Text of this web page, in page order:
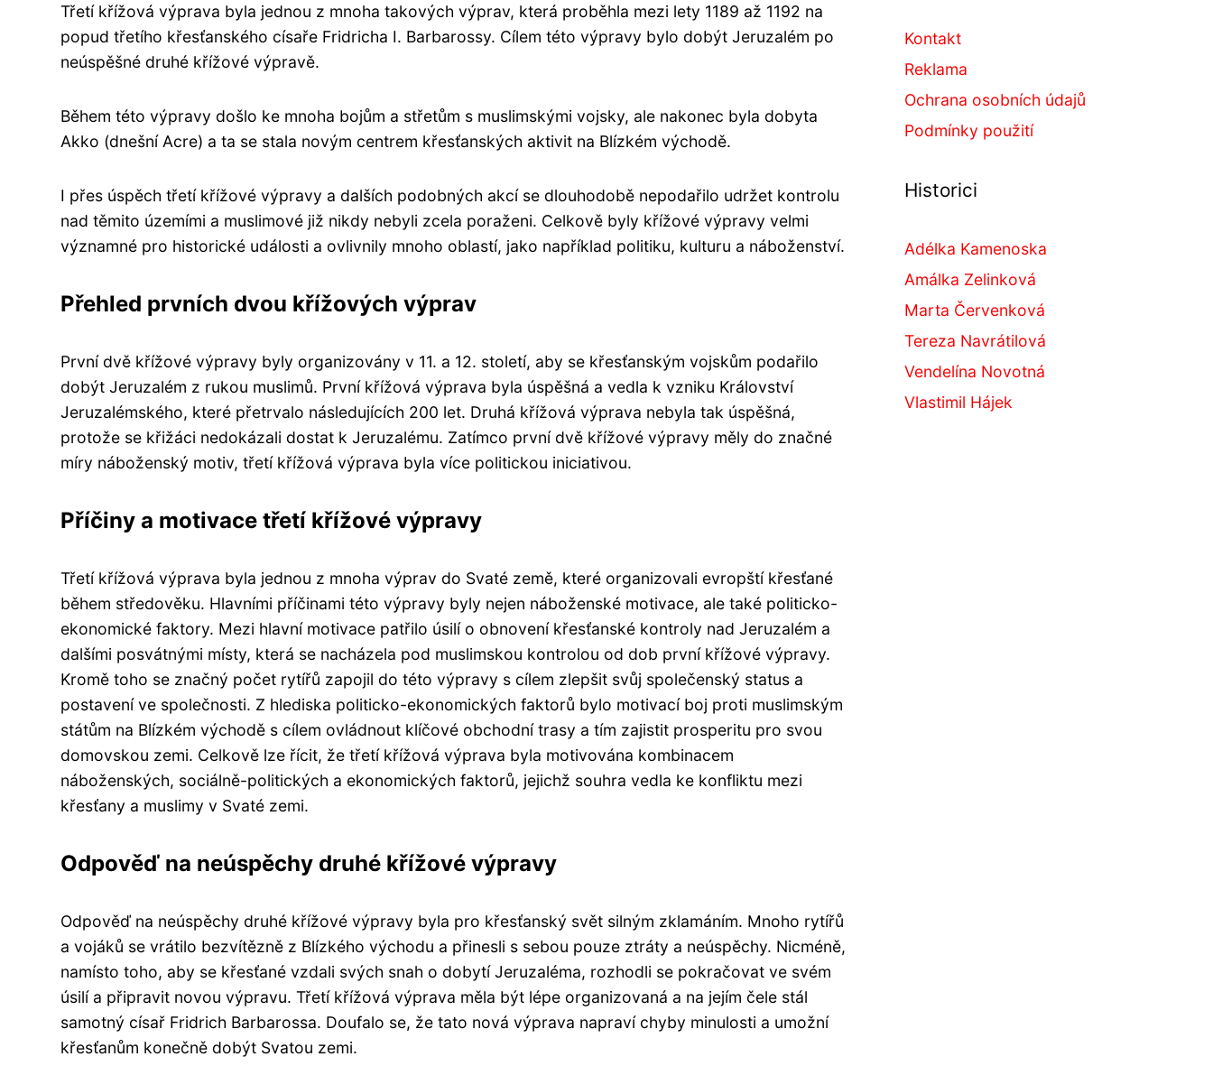
Třetí křížová výprava byla jednou z mnoha takových výprav, která proběhla mezi lety 1189 až 1192 na
popud třetího křesťanského císaře Fridricha I. Barbarossy. Cílem této výpravy bylo dobýt Jeruzalém po
neúspěšné druhé křížové výpravě.
Během této výpravy došlo ke mnoha bojům a střetům s muslimskými vojsky, ale nakonec byla dobyta
Akko (dnešní Acre) a ta se stala novým centrem křesťanských aktivit na Blízkém východě.
I přes úspěch třetí křížové výpravy a dalších podobných akcí se dlouhodobě nepodařilo udržet kontrolu
nad těmito územími a muslimové již nikdy nebyli zcela poraženi. Celkově byly křížové výpravy velmi
významné pro historické události a ovlivnily mnoho oblastí, jako například politiku, kulturu a náboženství.
Přehled prvních dvou křížových výprav
První dvě křížové výpravy byly organizovány v 11. a 12. století, aby se křesťanským vojskům podařilo
dobýt Jeruzalém z rukou muslimů. První křížová výprava byla úspěšná a vedla k vzniku Království
Jeruzalémského, které přetrvalo následujících 200 let. Druhá křížová výprava nebyla tak úspěšná,
protože se křižáci nedokázali dostat k Jeruzalému. Zatímco první dvě křížové výpravy měly do značné
míry náboženský motiv, třetí křížová výprava byla více politickou iniciativou.
Příčiny a motivace třetí křížové výpravy
Třetí křížová výprava byla jednou z mnoha výprav do Svaté země, které organizovali evropští křesťané
během středověku. Hlavními příčinami této výpravy byly nejen náboženské motivace, ale také politicko-
ekonomické faktory. Mezi hlavní motivace patřilo úsilí o obnovení křesťanské kontroly nad Jeruzalém a
dalšími posvátnými místy, která se nacházela pod muslimskou kontrolou od dob první křížové výpravy.
Kromě toho se značný počet rytířů zapojil do této výpravy s cílem zlepšit svůj společenský status a
postavení ve společnosti. Z hlediska politicko-ekonomických faktorů bylo motivací boj proti muslimským
státům na Blízkém východě s cílem ovládnout klíčové obchodní trasy a tím zajistit prosperitu pro svou
domovskou zemi. Celkově lze řícit, že třetí křížová výprava byla motivována kombinacem
náboženských, sociálně-politických a ekonomických faktorů, jejichž souhra vedla ke konfliktu mezi
křesťany a muslimy v Svaté zemi.
Odpověď na neúspěchy druhé křížové výpravy
Odpověď na neúspěchy druhé křížové výpravy byla pro křesťanský svět silným zklamáním. Mnoho rytířů
a vojáků se vrátilo bezvítězně z Blízkého východu a přinesli s sebou pouze ztráty a neúspěchy. Nicméně,
namísto toho, aby se křesťané vzdali svých snah o dobytí Jeruzaléma, rozhodli se pokračovat ve svém
úsilí a připravit novou výpravu. Třetí křížová výprava měla být lépe organizovaná a na jejím čele stál
samotný císař Fridrich Barbarossa. Doufalo se, že tato nová výprava napraví chyby minulosti a umožní
křesťanům konečně dobýt Svatou zemi.
Kontakt
Reklama
Ochrana osobních údajů
Podmínky použití
Historici
Adélka Kamenoska
Amálka Zelinková
Marta Červenková
Tereza Navrátilová
Vendelína Novotná
Vlastimil Hájek